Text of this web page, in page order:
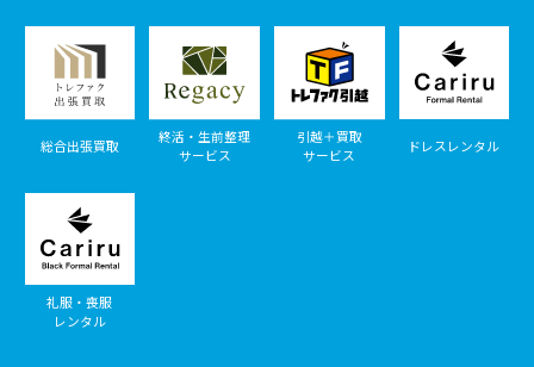
総合出張買取
終活・生前整理
サービス
引越＋買取
サービス
ドレスレンタル
礼服・喪服
レンタル